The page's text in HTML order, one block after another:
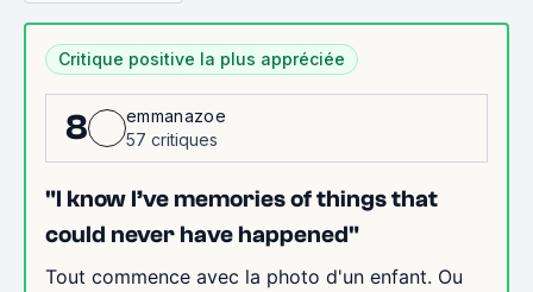
Critique positive la plus appréciée
8
emmanazoe
57 critiques
"I know I’ve memories of things that
could never have happened"
Tout commence avec la photo d'un enfant. Ou